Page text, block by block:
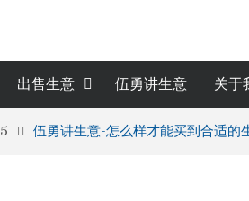
出售生意 伍勇讲生意 关于
伍勇讲生意-怎么样才能买到合适的